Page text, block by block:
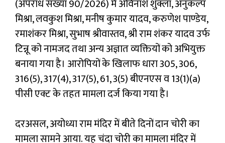
(अपराध संख्या 90/2026) में अविनाश शुक्ला, अनुकल्प
मिश्रा, लवकुश मिश्रा, मनीष कुमार यादव, करुणेश पाण्डेय,
रमाशंकर मिश्रा, सुभाष श्रीवास्तव, श्री राम शंकर यादव उर्फ
टिन्नू को नामजद तथा अन्य अज्ञात व्यक्तियों को अभियुक्त
बनाया गया है। आरोपियों के खिलाफ धारा 305, 306,
316(5), 317(4), 317(5), 61, 3(5) बीएनएस व 13(1)(a)
पीसी एक्ट के तहत मामला दर्ज किया गया है।
दरअसल, अयोध्या राम मंदिर में बीते दिनों दान चोरी का
मामला सामने आया. यह चंदा चोरी का मामला मंदिर में